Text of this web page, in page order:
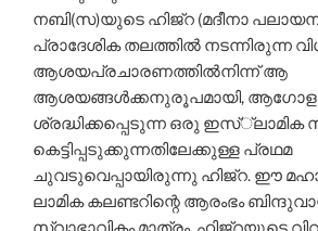
നബി(സ)യുടെ ഹിജ്‌റ (മദീനാ
പ്രാദേശിക തലത്തില്‍ നടന്നിരുന്ന
ആശയപ്രചാരണത്തില്‍നിന്ന് ആ
ആശയങ്ങള്‍ക്കനുരൂപമായി, ആഗോള
ശ്രദ്ധിക്കപ്പെടുന്ന ഒരു
കെട്ടിപ്പടുക്കുന്നതിലേക്കുള്ള പ്രഥമ
ചുവടുവെപ്പായിരുന്നു ഹിജ്‌റ. ഈ
ലാമിക കലണ്ടറിന്റെ ആരംഭം